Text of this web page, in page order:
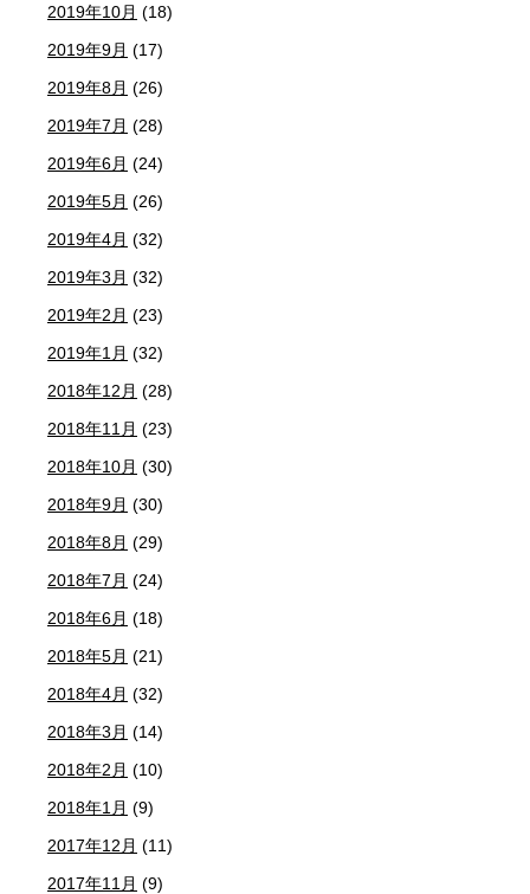
2019年10月 (18)
2019年9月 (17)
2019年8月 (26)
2019年7月 (28)
2019年6月 (24)
2019年5月 (26)
2019年4月 (32)
2019年3月 (32)
2019年2月 (23)
2019年1月 (32)
2018年12月 (28)
2018年11月 (23)
2018年10月 (30)
2018年9月 (30)
2018年8月 (29)
2018年7月 (24)
2018年6月 (18)
2018年5月 (21)
2018年4月 (32)
2018年3月 (14)
2018年2月 (10)
2018年1月 (9)
2017年12月 (11)
2017年11月 (9)